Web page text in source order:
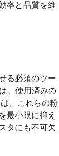
率と品質を維
る必須のツー
、使用済みの
、これらの粉
最小限に抑え
タにも不可欠